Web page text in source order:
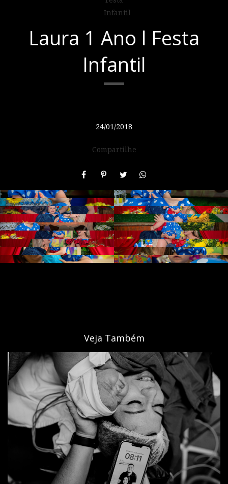
Laura 1 Ano l Festa
Infantil
24/01/2018
Compartilhe
Veja Também